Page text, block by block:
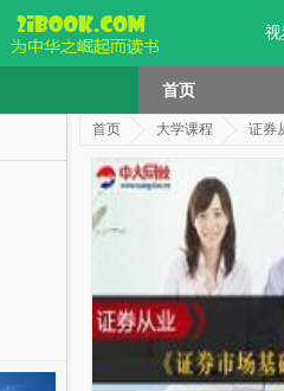
首页
首页 大学课程 证券